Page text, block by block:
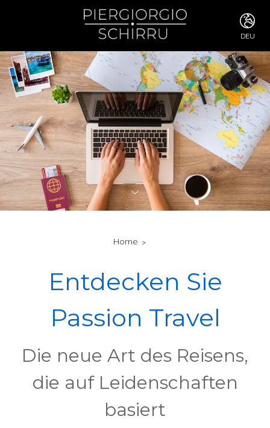
DEU
ITA
ENG
FRA
DEU
ESP
RUS
CHI
JPN
SVE
POR
ARA
DUT
KOR
Home
Entdecken Sie
Passion Travel
Die neue Art des Reisens,
die auf Leidenschaften
basiert